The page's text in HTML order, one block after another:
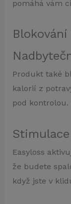
pomáhá vám
Produkt také
kalorií z
pod kontrolou.
Easyloss
že budete
když jste v